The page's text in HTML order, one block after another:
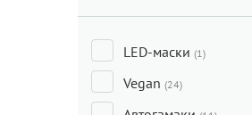
LED-маски (1)
Vegan (24)